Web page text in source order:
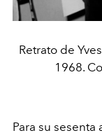
Retrato de
1968.
Para su sesenta